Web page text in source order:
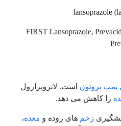
FIRST Lansoprazole,
پمپ پروتون است. لانزوپرازول
را کاهش می دهد.
زخم های روده و معده،